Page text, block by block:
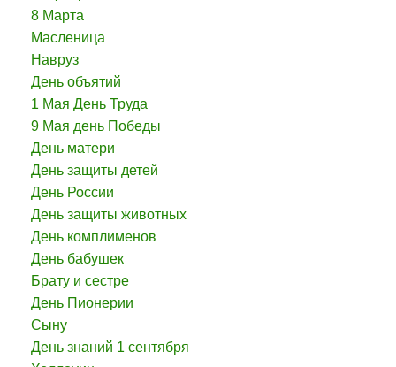
8 Марта
Масленица
Навруз
День объятий
1 Мая День Труда
9 Мая день Победы
День матери
День защиты детей
День России
День защиты животных
День комплименов
День бабушек
Брату и сестре
День Пионерии
Сыну
День знаний 1 сентября